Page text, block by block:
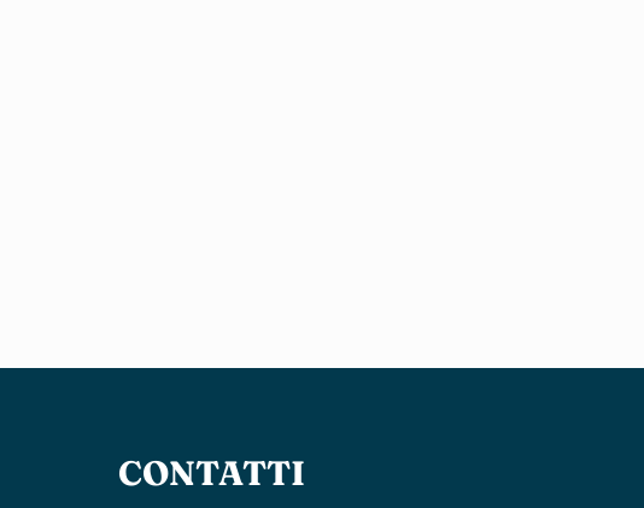
CONTATTI